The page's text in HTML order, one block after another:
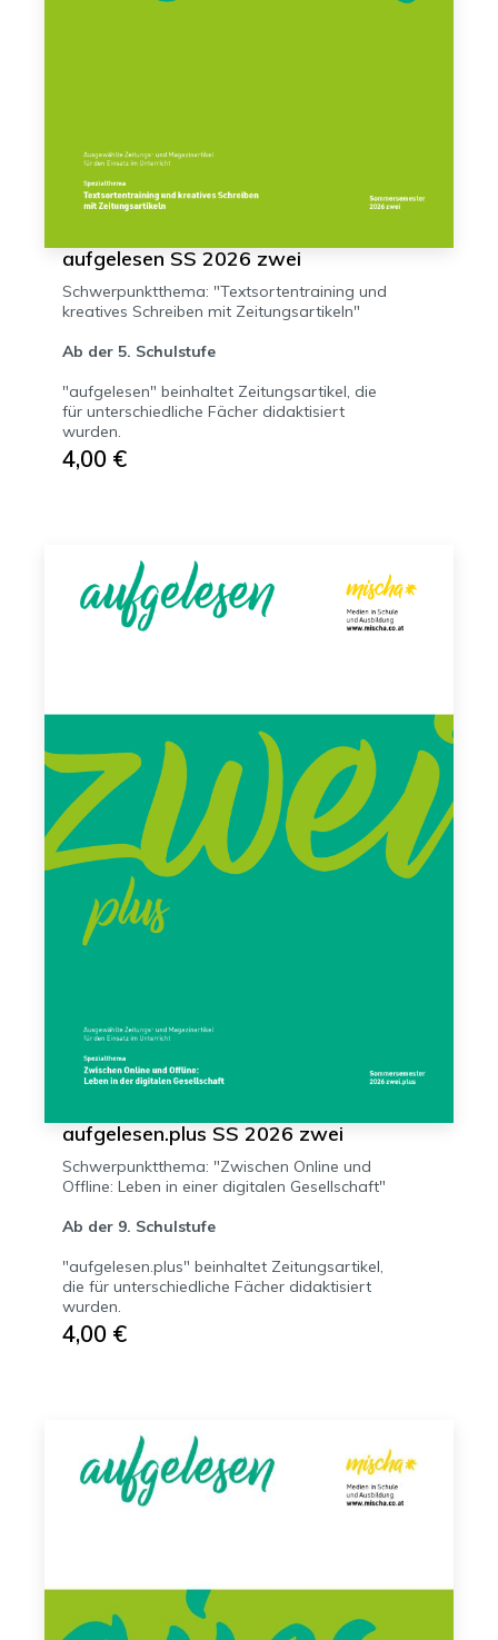
aufgelesen SS 2026 zwei
Schwerpunktthema: "Textsortentraining und
kreatives Schreiben mit Zeitungsartikeln"
Ab der 5. Schulstufe
"aufgelesen" beinhaltet Zeitungsartikel, die
für unterschiedliche Fächer didaktisiert
wurden.
4,00 €
aufgelesen.plus SS 2026 zwei
Schwerpunktthema: "Zwischen Online und
Offline: Leben in einer digitalen Gesellschaft"
Ab der 9. Schulstufe
"aufgelesen.plus" beinhaltet Zeitungsartikel,
die für unterschiedliche Fächer didaktisiert
wurden.
4,00 €